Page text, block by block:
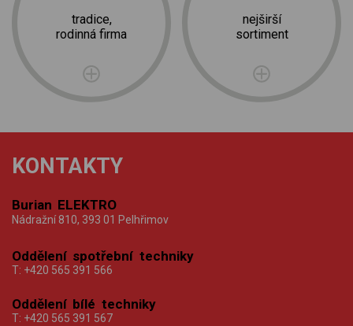
tradice,
rodinná firma
nejširší
sortiment
KONTAKTY
Burian ELEKTRO
Nádražní 810, 393 01 Pelhřimov
Oddělení spotřební techniky
T: +420 565 391 566
Oddělení bílé techniky
T: +420 565 391 567